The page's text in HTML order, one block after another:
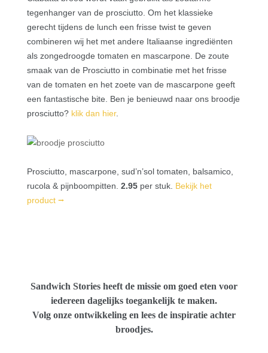
tegenhanger van de prosciutto. Om het klassieke
gerecht tijdens de lunch een frisse twist te geven
combineren wij het met andere Italiaanse ingrediënten
als zongedroogde tomaten en mascarpone. De zoute
smaak van de Prosciutto in combinatie met het frisse
van de tomaten en het zoete van de mascarpone geeft
een fantastische bite. Ben je benieuwd naar ons broodje
prosciutto? klik dan hier.
Prosciutto, mascarpone, sud’n’sol tomaten, balsamico,
rucola & pijnboompitten. 2.95 per stuk. Bekijk het
product ⭢
Sandwich Stories heeft de missie om goed eten voor
iedereen dagelijks toegankelijk te maken.
Volg onze ontwikkeling en lees de inspiratie achter
broodjes.